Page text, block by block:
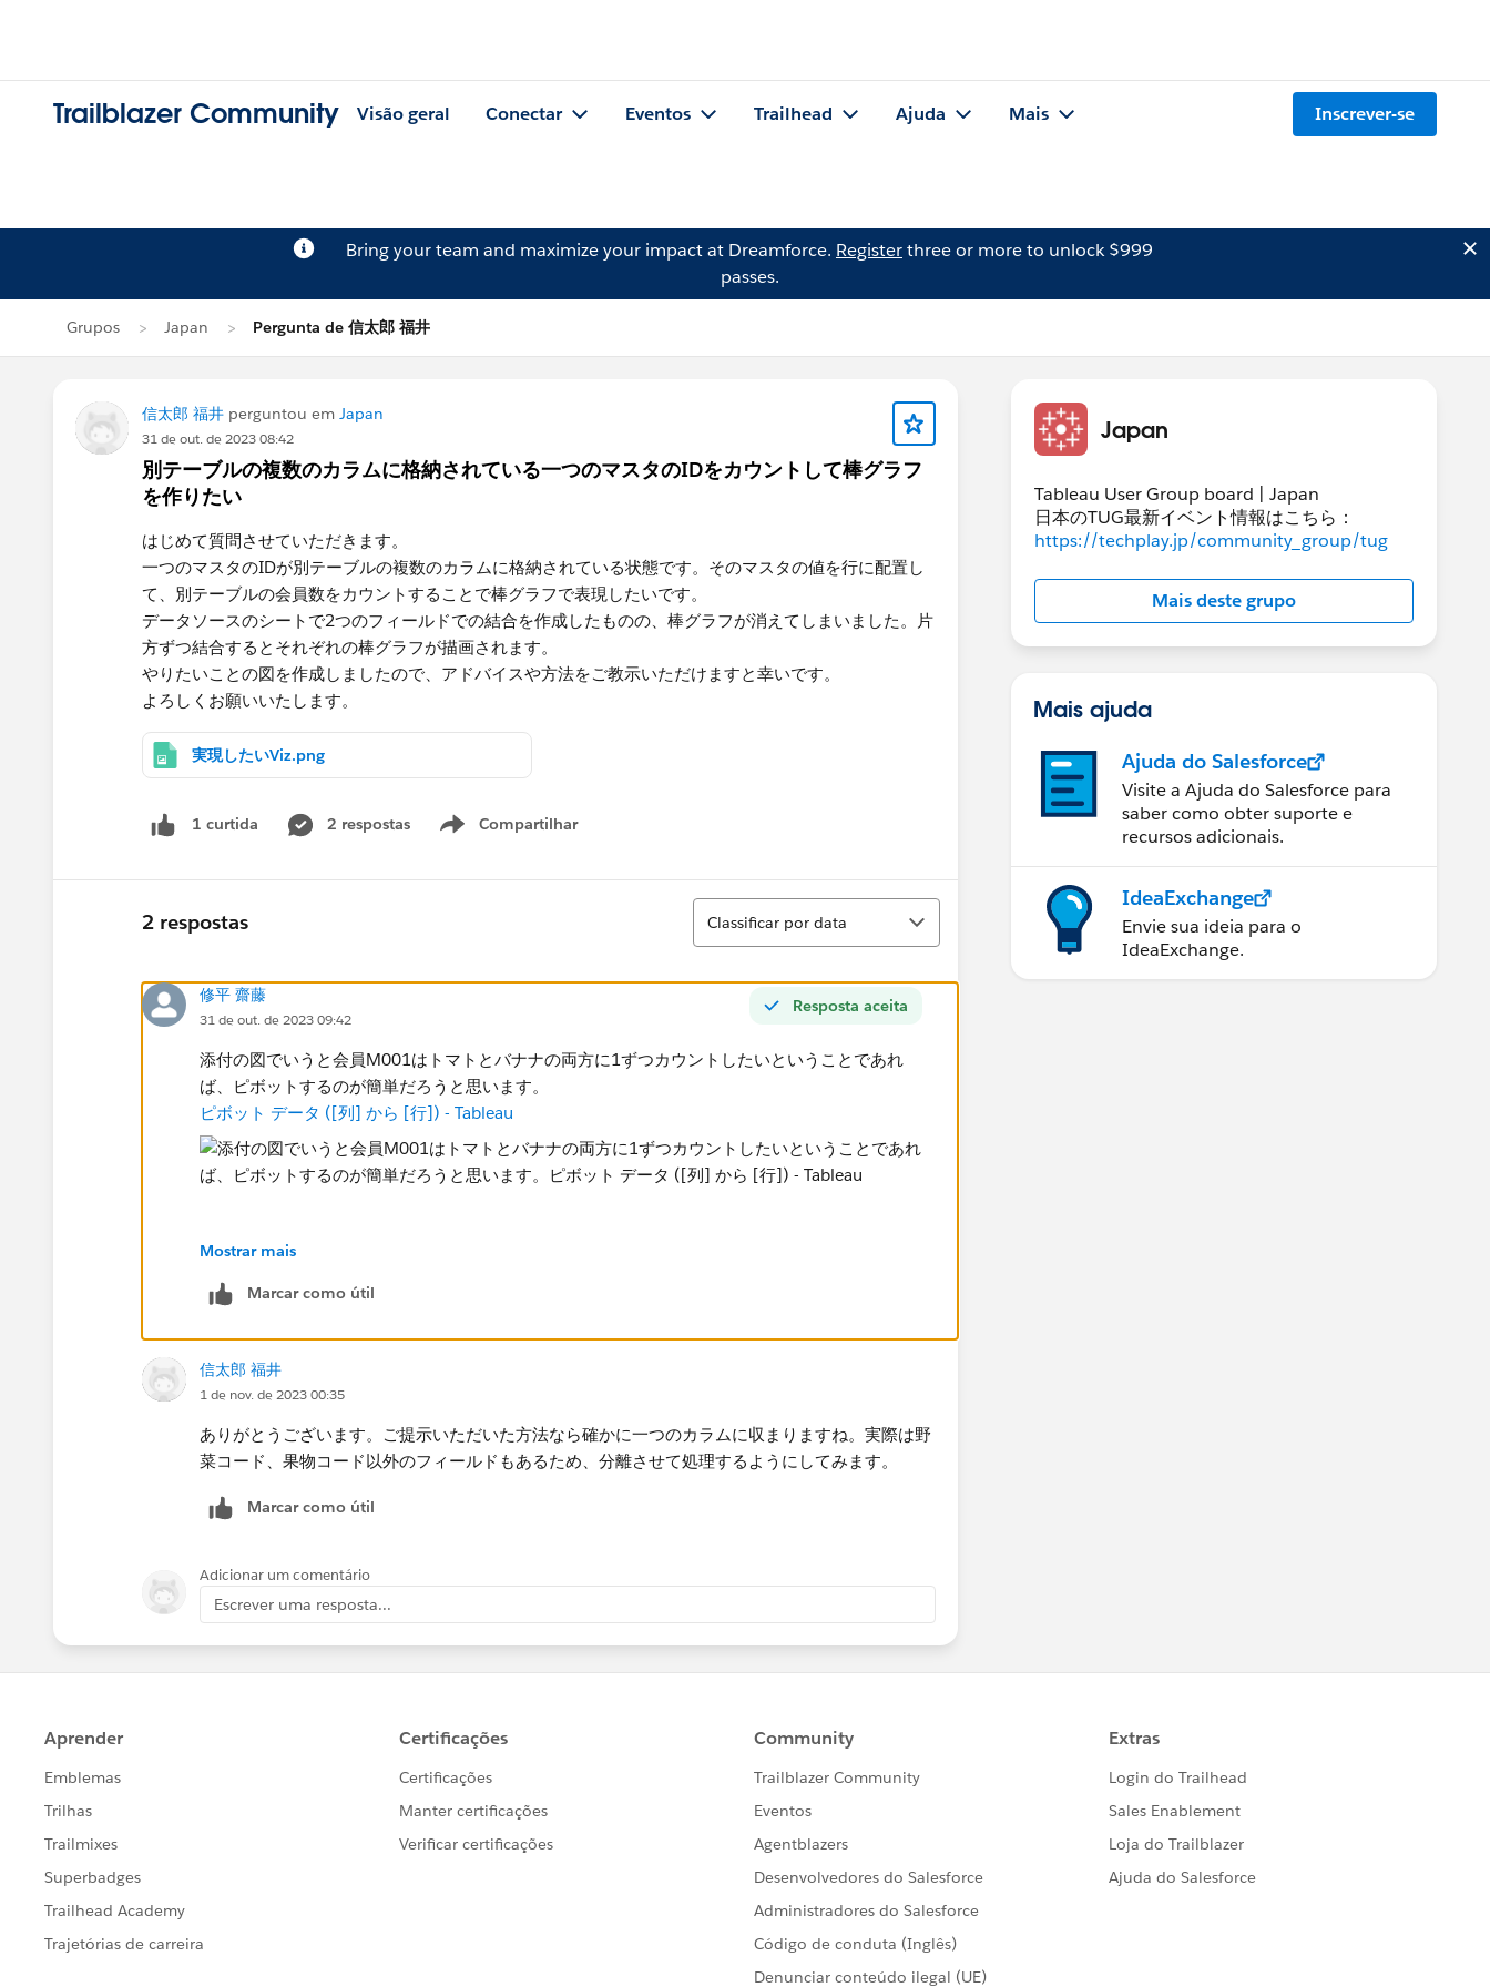
Trailblazer Community Visão geral Conectar Eventos Trailhead Ajuda Mais Inscrever-se
Bring your team and maximize your impact at Dreamforce. Registerthree or more to unlock $999
passes.
Grupos Japan Pergunta de 信太郎 福井
信太郎 福井 perguntou em Japan
31 de out. de 2023 08:42
別テーブルの複数のカラムに格納されている一つのマスタのIDをカウントして棒グラフ
を作りたい
はじめて質問させていただきます。
一つのマスタのIDが別テーブルの複数のカラムに格納されている状態です。そのマスタの値を行に配置し
て、別テーブルの会員数をカウントすることで棒グラフで表現したいです。
データソースのシートで2つのフィールドでの結合を作成したものの、棒グラフが消えてしまいました。片
方ずつ結合するとそれぞれの棒グラフが描画されます。
やりたいことの図を作成しましたので、アドバイスや方法をご教示いただけますと幸いです。
よろしくお願いいたします。
実現したいViz.png
1 curtida 2 respostas Compartilhar
Show menu
2 respostas
Classificar
Classificar por data
Resposta aceita
修平 齋藤
31 de out. de 2023 09:42
添付の図でいうと会員M001はトマトとバナナの両方に1ずつカウントしたいということであれ
ば、ピボットするのが簡単だろうと思います。
ピボット データ ([列] から [行]) - Tableau
Mostrar mais
Marcar como útil
信太郎 福井
1 de nov. de 2023 00:35
ありがとうございます。ご提示いただいた方法なら確かに一つのカラムに収まりますね。実際は野
菜コード、果物コード以外のフィールドもあるため、分離させて処理するようにしてみます。
Marcar como útil
Adicionar um comentário
Escrever uma resposta...
Japan
Tableau User Group board | Japan
日本のTUG最新イベント情報はこちら：
https://techplay.jp/community_group/tug
Mais deste grupo
Mais ajuda
Ajuda do Salesforce
Visite a Ajuda do Salesforce para
saber como obter suporte e
recursos adicionais.
IdeaExchange
Envie sua ideia para o
IdeaExchange.